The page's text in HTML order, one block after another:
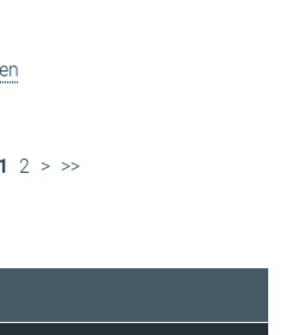
1 2 > >>